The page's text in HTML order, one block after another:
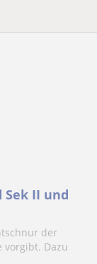
Sek II und
der
vorgibt. Dazu